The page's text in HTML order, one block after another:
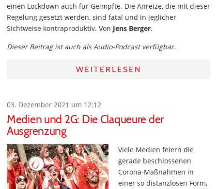
einen Lockdown auch für Geimpfte. Die Anreize, die mit dieser
Regelung gesetzt werden, sind fatal und in jeglicher
Sichtweise kontraproduktiv. Von Jens Berger.
Dieser Beitrag ist auch als Audio-Podcast verfügbar.
WEITERLESEN
03. Dezember 2021 um 12:12
Medien und 2G: Die Claqueure der
Ausgrenzung
Viele Medien feiern die
gerade beschlossenen
Corona-Maßnahmen in
einer so distanzlosen Form,